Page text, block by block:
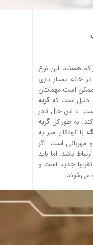
هستند. این نوع
خانه بسیار بازی
است مهمانتان
دلیل است کهگربه
با این حال قادر
کند. به طور کلگربه
با کودکان میز به
و مهربانی است. اگر
باشد. اما باید
جدید است و
می‌شوند.